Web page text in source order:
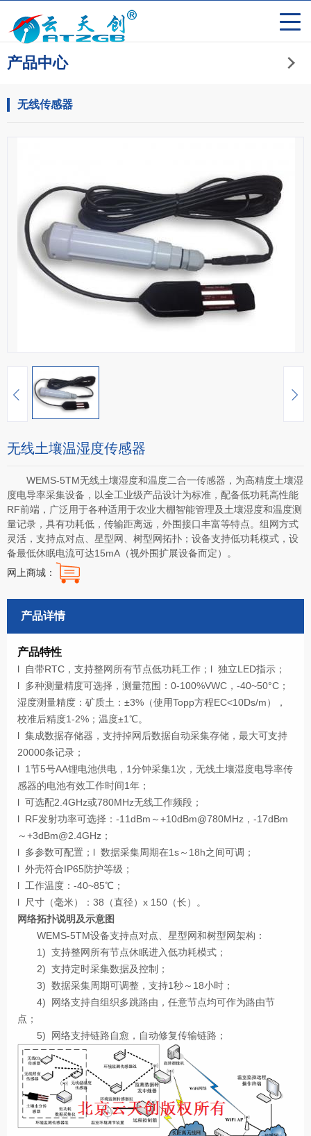
产品中心
无线传感器
无线土壤温湿度传感器
WEMS-5TM无线土壤湿度和温度二合一传感器，为高精度土壤湿
度电导率采集设备，以全工业级产品设计为标准，配备低功耗高性能
RF前端，广泛用于各种适用于农业大棚智能管理及土壤湿度和温度测
量记录，具有功耗低，传输距离远，外围接口丰富等特点。组网方式
灵活，支持点对点、星型网、树型网拓扑；设备支持低功耗模式，设
备最低休眠电流可达15mA（视外围扩展设备而定）。
网上商城：
产品详情
产品特性
l 自带RTC，支持整网所有节点低功耗工作；l 独立LED指示；
l 多种测量精度可选择，测量范围：0-100%VWC，-40~50°C；
湿度测量精度：矿质土：±3%（使用Topp方程EC<10Ds/m），
校准后精度1-2%；温度±1℃。
l 集成数据存储器，支持掉网后数据自动采集存储，最大可支持
20000条记录；
l 1节5号AA锂电池供电，1分钟采集1次，无线土壤湿度电导率传
感器的电池有效工作时间1年；
l 可选配2.4GHz或780MHz无线工作频段；
l RF发射功率可选择：-11dBm～+10dBm@780MHz，-17dBm
～+3dBm@2.4GHz；
l 多参数可配置；l 数据采集周期在1s～18h之间可调；
l 外壳符合IP65防护等级；
l 工作温度：-40~85℃；
l 尺寸（毫米）：38（直径）x 150（长）。
网络拓扑说明及示意图
WEMS-5TM设备支持点对点、星型网和树型网架构：
1) 支持整网所有节点休眠进入低功耗模式；
2) 支持定时采集数据及控制；
3) 数据采集周期可调整，支持1秒～18小时；
4) 网络支持自组织多跳路由，任意节点均可作为路由节
点；
5) 网络支持链路自愈，自动修复传输链路；